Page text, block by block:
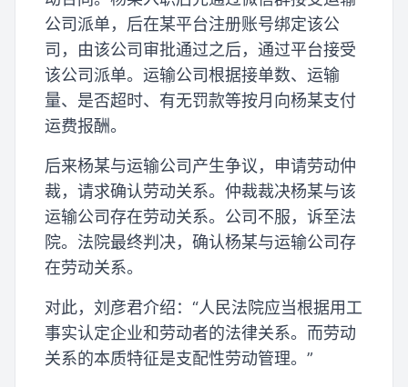
公司派单，后在某平台注册账号绑定该公
司，由该公司审批通过之后，通过平台接受
该公司派单。运输公司根据接单数、运输
量、是否超时、有无罚款等按月向杨某支付
运费报酬。
后来杨某与运输公司产生争议，申请劳动仲
裁，请求确认劳动关系。仲裁裁决杨某与该
运输公司存在劳动关系。公司不服，诉至法
院。法院最终判决，确认杨某与运输公司存
在劳动关系。
对此，刘彦君介绍：“人民法院应当根据用工
事实认定企业和劳动者的法律关系。而劳动
关系的本质特征是支配性劳动管理。”